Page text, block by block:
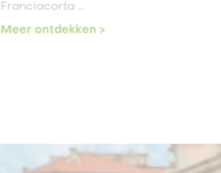
Franciacorta ...
Meer ontdekken >